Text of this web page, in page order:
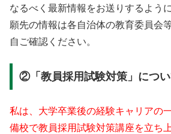
なるべく最新情報をお送りするよう
願先の情報は各自治体の教育委員会
自ご確認ください。
②「教員採用試験対策」につ
私は、大学卒業後の経験キャリアの
備校で教員採用試験対策講座を立ち